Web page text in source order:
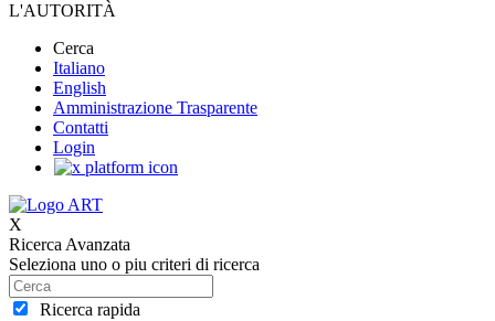
L'AUTORITÀ
Cerca
Italiano
English
Amministrazione Trasparente
Contatti
Login
X
Ricerca Avanzata
Seleziona uno o piu criteri di ricerca
Ricerca rapida